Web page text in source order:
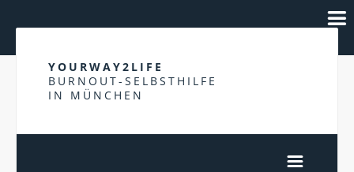
YOURWAY2LIFE
BURNOUT-SELBSTHILFE
IN MÜNCHEN